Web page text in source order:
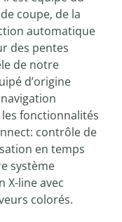
coupe, de la
automatique
des pentes
de notre
d’origine
les fonctionnalités
contrôle de
en temps
système
X-line avec
colorés.